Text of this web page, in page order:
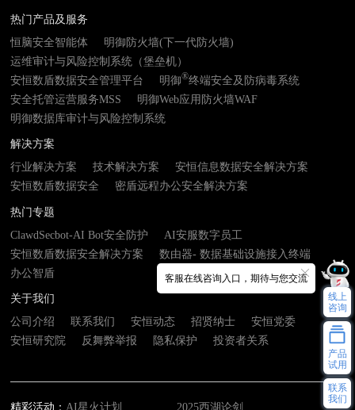
热门产品及服务
恒脑安全智能体
明御防火墙(下一代防火墙)
运维审计与风险控制系统（堡垒机）
安恒数盾数据安全管理平台
明御®终端安全及防病毒系统
安全托管运营服务MSS
明御Web应用防火墙WAF
明御数据库审计与风险控制系统
解决方案
行业解决方案
技术解决方案
安恒信息数据安全解决方案
安恒数盾数据安全
密盾远程办公安全解决方案
热门专题
ClawdSecbot-AI Bot安全防护
AI安服数字员工
安恒数盾数据安全解决方案
数由器- 数据基础设施接入终端
办公智盾
关于我们
公司介绍
联系我们 安恒动态 招贤纳士
安恒党委
安恒研究院
反舞弊举报 隐私保护 投资者关系
精彩活动： AI星火计划 2025西湖论剑
客服在线咨询入口，期待与您交流
线上
咨询
产品
试用
联系
我们